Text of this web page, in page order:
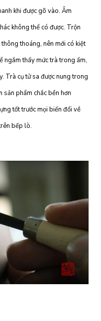
khi được gõ vào. Âm
không thể có được. Trộn
thoáng, nên mới có kiệt
ngắm thấy mức trà trong ấm,
Trà cụ tử sa được nung trong
sản phẩm chắc bền hơn
tốt trước mọi biến đổi về
bếp lò.